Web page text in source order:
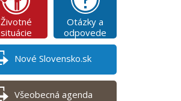
Životné
situácie
Otázky a
odpovede
Nové Slovensko.sk
Všeobecná agenda